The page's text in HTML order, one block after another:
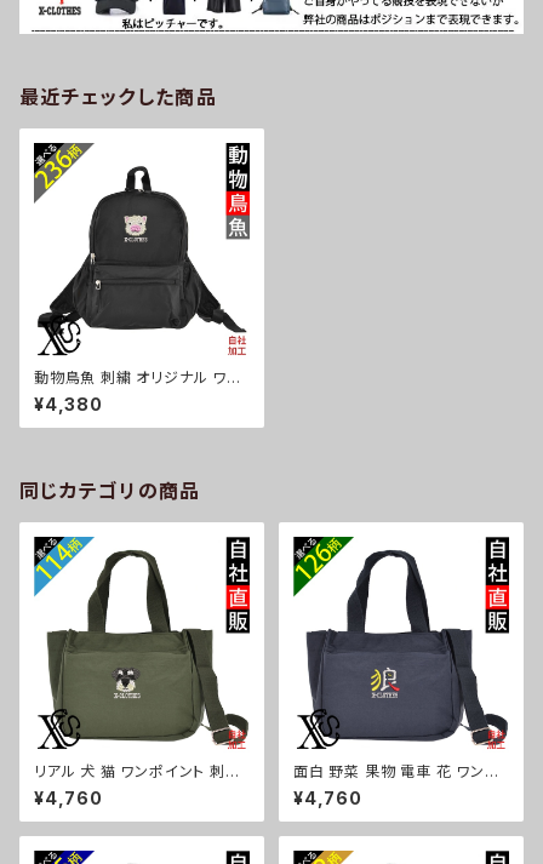
最近チェックした商品
動物鳥魚 刺繍 オリジナル ワン
ポイント 5ポケット 多機能 コン
パクト リュック レディース 撥水
加工 バックパック 雑貨 グッズ
¥4,380
同じカテゴリの商品
リアル 犬 猫 ワンポイント 刺繍
トート ショルダーバッグ カジュ
アル 軽量 レディース メンズ 雑
貨 グッズ 自社ブランド 柄 ギフト
¥4,760
面白 野菜 果物 電車 花 ワンポ
イント 刺繍トート ショルダーバ
ッグ カジュアル 軽量 レディース
メンズ 雑貨 グッズ 自社ブランド
¥4,760